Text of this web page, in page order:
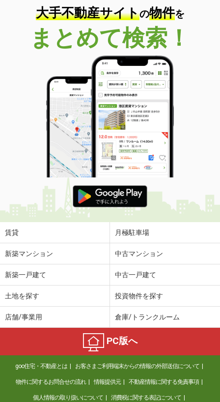
間取り
1LDK
新潟県新潟市中央区大島
価 格
6.20万円
新潟県新潟市中央区大島
33.82m²
間取り
1LDK
新潟県新潟市中央区姥ケ山４丁目
価 格
9.75万円
住 所
新潟県新潟市中央区姥ケ山４丁目
専有面積 63.03m²
間取り
2LDK
新潟県上越市昭和町１
価 格
6.90万円
住 所
新潟県上越市昭和町１
専有面積
新潟県新潟市西区青山２丁目
2.40万円
新潟県新潟市中央区南出来島２丁目
5.60万円
住 所
新潟県新潟市中央区南出来島２丁目
専有面積 29.71m²
間取り
1K
新潟県新潟市中央区天神２丁目
大手不動産サイトの物件を
まとめて検索！
賃貸 月極駐車場
新築マンション 中古マンション
新築一戸建て 中古一戸建て
土地を探す 投資物件を探す
店舗/事業用 倉庫/トランクルーム
PC版へ
goo住宅・不動産とは お客さまご利用端末からの情報の外部送信について
物件に関するお問合せの流れ 情報提供元 不動産情報に関する免責事項
個人情報の取り扱いについて 消費税に関する表記について